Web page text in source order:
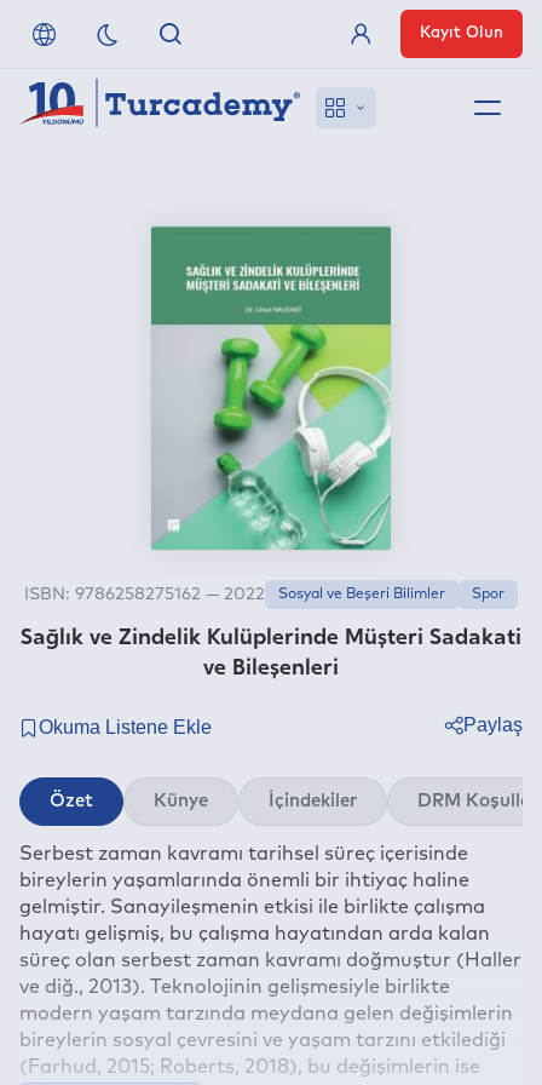
Referanslarımız
Anlaşmalı Yayınevleri
Üye Girişi
Kayıt Olun
Sağlık ve Zindelik Kulüplerinde Müşteri Sadakati
ve Bileşenleri
ISBN: 9786258275162 — 2022 Sosyal ve Beşeri Bilimler Spor
Paylaş
Twitter
Linkedin
Whatsapp
E-mail
Özet Künye İçindekiler DRM Koşulları
Serbest zaman kavramı tarihsel süreç içerisinde
bireylerin yaşamlarında önemli bir ihtiyaç haline
gelmiştir. Sanayileşmenin etkisi ile birlikte çalışma
hayatı gelişmiş, bu çalışma hayatından arda kalan
süreç olan serbest zaman kavramı doğmuştur (Haller
ve diğ., 2013). Teknolojinin gelişmesiyle birlikte
modern yaşam tarzında meydana gelen değişimlerin
bireylerin sosyal çevresini ve yaşam tarzını etkilediği
(Farhud, 2015; Roberts, 2018), bu değişimlerin ise